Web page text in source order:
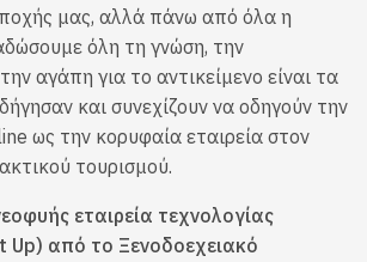
μας, αλλά πάνω από όλα η
όλη τη γνώση, την
αγάπη για το αντικείμενο είναι τα
και συνεχίζουν να οδηγούν την
ως την κορυφαία εταιρεία στον
τουρισμού.
εταιρεία τεχνολογίας
Up) από το Ξενοδοεχειακό